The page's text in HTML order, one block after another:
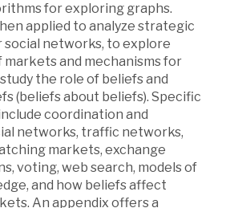
for exploring graphs.
applied to analyze strategic
networks, to explore
and mechanisms for
the role of beliefs and
(beliefs about beliefs). Specific
coordination and
networks, traffic networks,
markets, exchange
voting, web search, models of
and how beliefs affect
An appendix offers a